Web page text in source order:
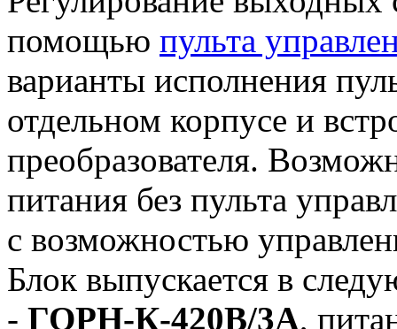
помощью пульта
варианты исполнения
отдельном корпусе и
преобразователя.
питания без пульта
с возможностью
Блок выпускается в
- ГОРН-К-420В/3А,